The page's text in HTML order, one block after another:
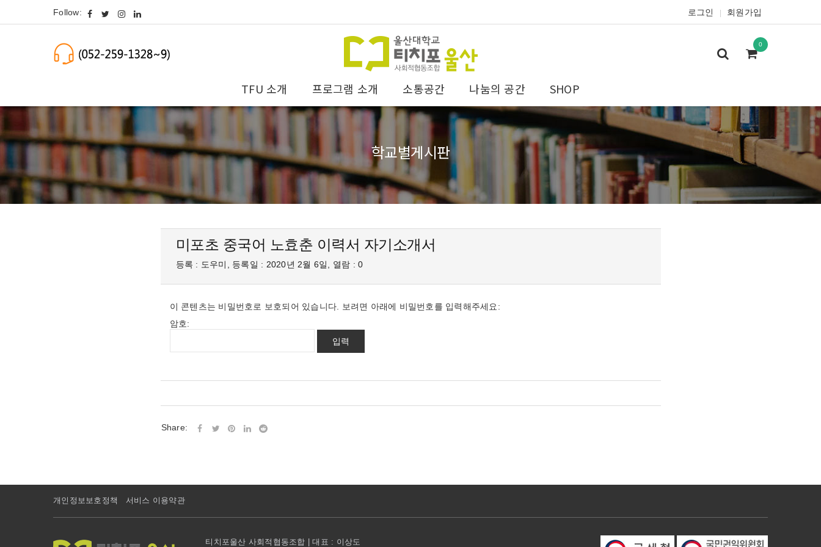
Follow: 로그인 회원가입
0
TFU 소개 프로그램 소개 소통공간 나눔의 공간 SHOP
학교별게시판
미포초 중국어 노효춘 이력서 자기소개서
등록 : 도우미, 등록일 : 2020년 2월 6일, 열람 : 0
이 콘텐츠는 비밀번호로 보호되어 있습니다. 보려면 아래에 비밀번호를 입력해주세요:
암호:
Share:
개인정보보호정책 서비스 이용약관
티치포울산 사회적협동조합 | 대표 : 이상도